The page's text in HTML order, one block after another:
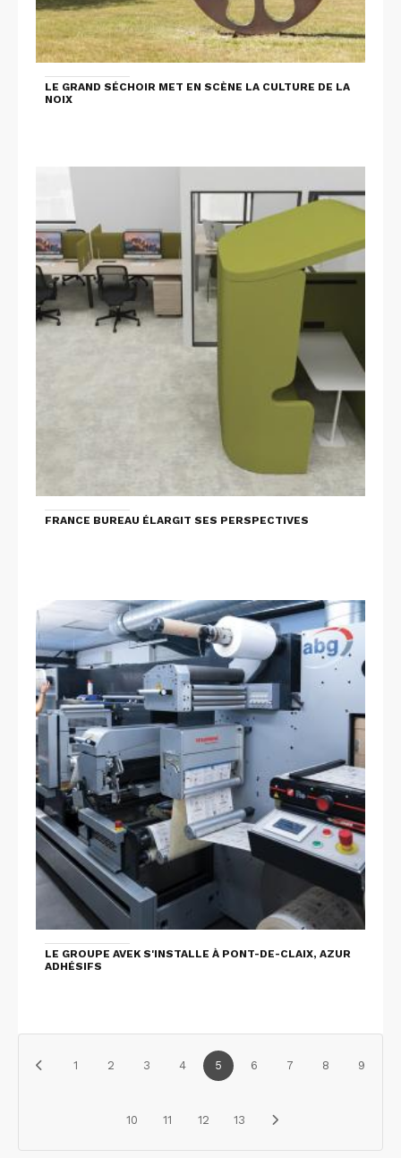
LE GRAND SÉCHOIR MET EN SCÈNE LA CULTURE DE LA
NOIX
FRANCE BUREAU ÉLARGIT SES PERSPECTIVES
LE GROUPE AVEK S'INSTALLE À PONT-DE-CLAIX, AZUR
ADHÉSIFS
1 2 3 4 5 6 7 8 9
10 11 12 13